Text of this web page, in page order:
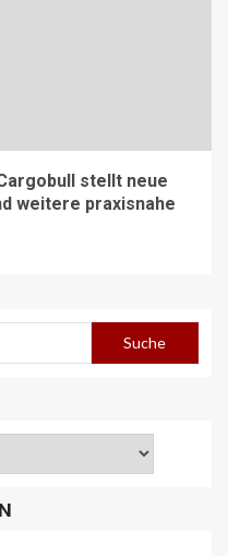
stellt neue
weitere praxisnahe
von elektrisch
Reisebussen ermitteln